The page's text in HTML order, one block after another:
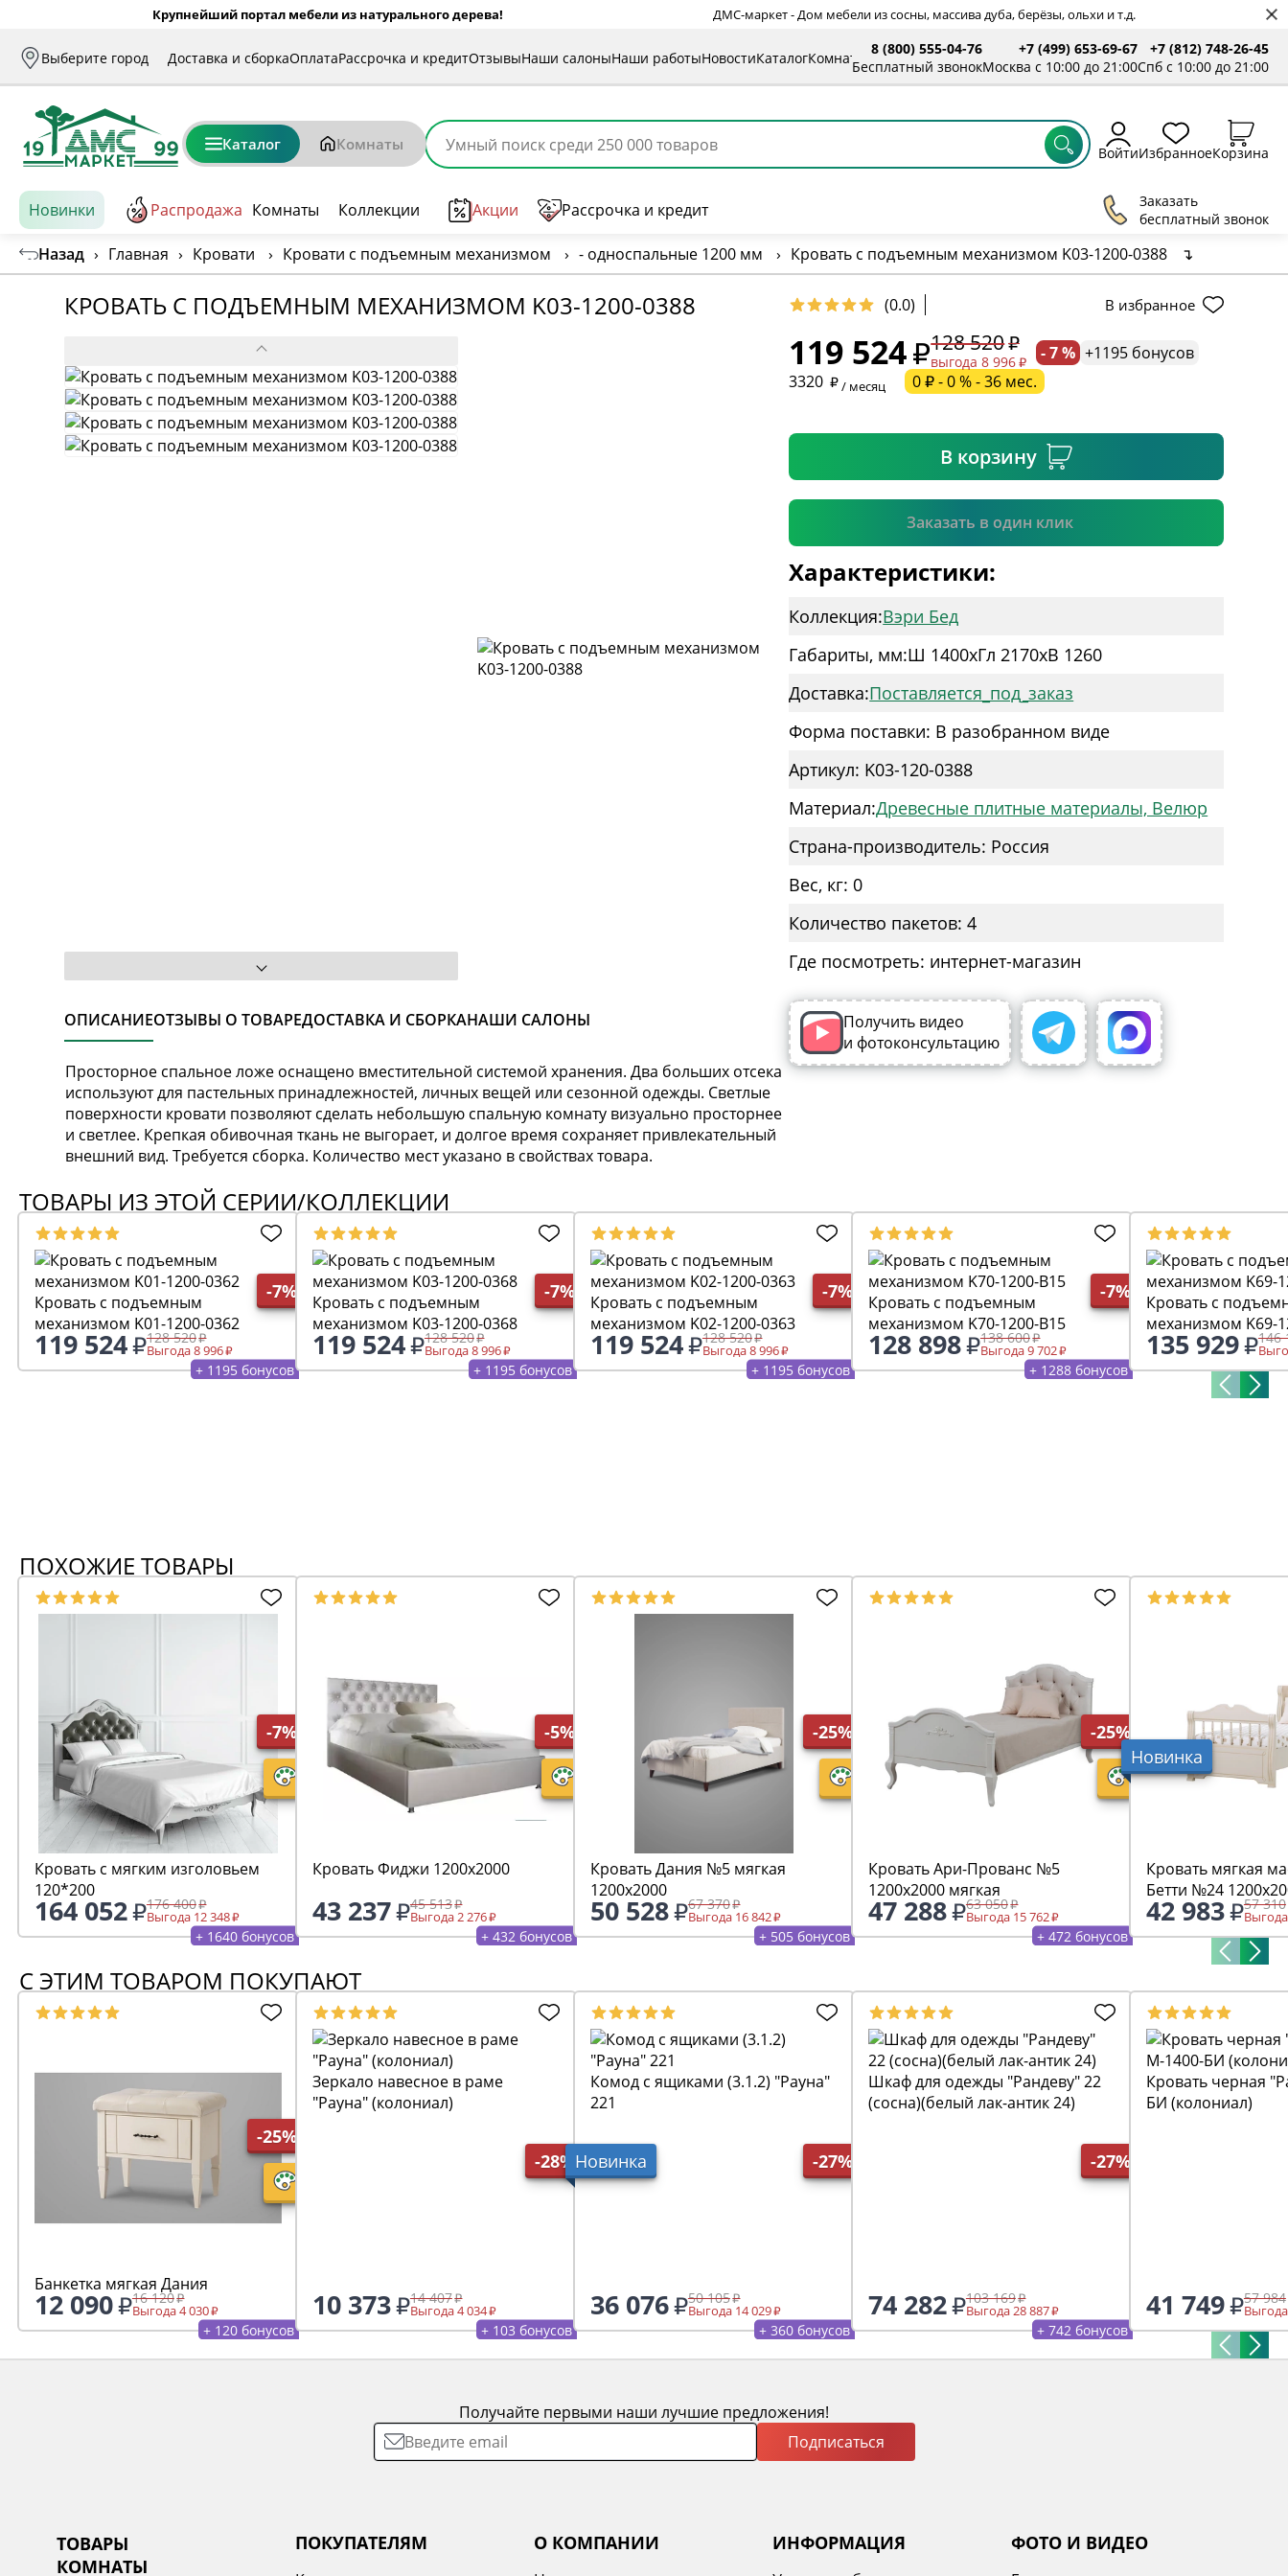
Крупнейший портал мебели из натурального дерева! ДМС-маркет - Дом мебели из сосны, массива дуба, берёзы, ольхи и т.д.
Выберите город Доставка и сборкаОплатаРассрочка и кредитОтзывыНаши салоныНаши работыНовостиКаталогКомнаты
8 (800) 555-04-76
Бесплатный звонок
+7 (499) 653-69-67
Москва с 10:00 до 21:00
+7 (812) 748-26-45
Спб с 10:00 до 21:00
Каталог Комнаты ВойтиИзбранноеКорзина
Новинки Распродажа Комнаты Коллекции Акции Рассрочка и кредит
Заказать
бесплатный звонок
Назад › Главная › Кровати › Кровати с подъемным механизмом › - односпальные 1200 мм › Кровать с подъемным механизмом K03-1200-0388 ↴
КРОВАТЬ С ПОДЪЕМНЫМ МЕХАНИЗМОМ K03-1200-0388 (0.0) В избранное
ОПИСАНИЕОТЗЫВЫ О ТОВАРЕДОСТАВКА И СБОРКАНАШИ САЛОНЫ
Просторное спальное ложе оснащено вместительной системой хранения. Два больших отсека
используют для пастельных принадлежностей, личных вещей или сезонной одежды. Светлые
поверхности кровати позволяют сделать небольшую спальную комнату визуально просторнее
и светлее. Крепкая обивочная ткань не выгорает, и долгое время сохраняет привлекательный
внешний вид. Требуется сборка. Количество мест указано в свойствах товара.
119 524 128 520
выгода 8 996 - 7 % +1195 бонусов
3320
/ месяц 0 ₽ - 0 % - 36 мес.
В корзину
Заказать в один клик
* необязательное поле
Подтвердить
Характеристики:
Коллекция:Вэри Бед
Габариты, мм:Ш 1400xГл 2170xВ 1260
Доставка:Поставляется_под_заказ
Форма поставки: В разобранном виде
Артикул: K03-120-0388
Материал:Древесные плитные материалы, Велюр
Страна-производитель: Россия
Вес, кг: 0
Количество пакетов: 4
Где посмотреть: интернет-магазин
Получить видео
и фотоконсультацию
ТОВАРЫ ИЗ ЭТОЙ СЕРИИ/КОЛЛЕКЦИИ
-7%
Кровать с подъемным
механизмом K01-1200-0362
119 524 128 520
Выгода 8 996
+ 1195 бонусов
-7%
Кровать с подъемным
механизмом K03-1200-0368
119 524 128 520
Выгода 8 996
+ 1195 бонусов
-7%
Кровать с подъемным
механизмом K02-1200-0363
119 524 128 520
Выгода 8 996
+ 1195 бонусов
-7%
Кровать с подъемным
механизмом K70-1200-B15
128 898 138 600
Выгода 9 702
+ 1288 бонусов
Кровать с
механизмом K69-
135 929 146
ПОХОЖИЕ ТОВАРЫ
-7%
Кровать с мягким изголовьем
120*200
164 052 176 400
Выгода 12 348
+ 1640 бонусов
-5%
Кровать Фиджи 1200х2000
43 237 45 513
Выгода 2 276
+ 432 бонусов
-25%
Кровать Дания №5 мягкая
1200х2000
50 528 67 370
Выгода 16 842
+ 505 бонусов
-25%
Кровать Ари-Прованс №5
1200х2000 мягкая
47 288 63 050
Выгода 15 762
+ 472 бонусов
Новинка
Кровать мягкая
Бетти №24
42 983 57 310
С ЭТИМ ТОВАРОМ ПОКУПАЮТ
-25%
Банкетка мягкая Дания
12 090 16 120
Выгода 4 030
+ 120 бонусов
-28%
Зеркало навесное в раме
"Рауна" (колониал)
10 373 14 407
Выгода 4 034
+ 103 бонусов
Новинка -27%
Комод с ящиками (3.1.2) "Рауна"
221
36 076 50 105
Выгода 14 029
+ 360 бонусов
-27%
Шкаф для одежды "Рандеву" 22
(сосна)(белый лак-антик 24)
74 282 103 169
Выгода 28 887
+ 742 бонусов
Кровать черная
БИ (колониал)
41 749 57 984
Получайте первыми наши лучшие предложения!
Подписаться
ТОВАРЫ
КОМНАТЫ
ПОКУПАТЕЛЯМ О КОМПАНИИ ИНФОРМАЦИЯ ФОТО И ВИДЕО